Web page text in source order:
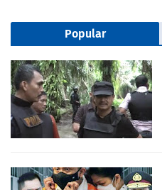
Popular